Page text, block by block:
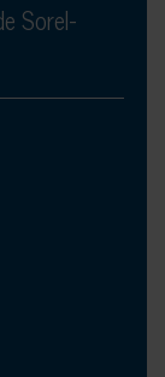
Sorel-